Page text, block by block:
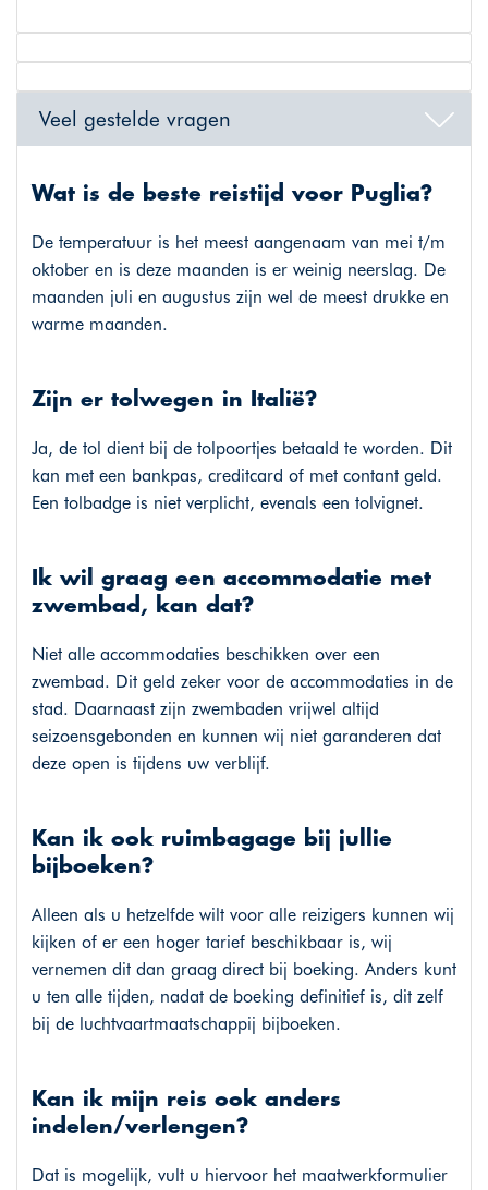
Veel gestelde vragen
Wat is de beste reistijd voor Puglia?
De temperatuur is het meest aangenaam van mei t/m
oktober en is deze maanden is er weinig neerslag. De
maanden juli en augustus zijn wel de meest drukke en
warme maanden.
Zijn er tolwegen in Italië?
Ja, de tol dient bij de tolpoortjes betaald te worden. Dit
kan met een bankpas, creditcard of met contant geld.
Een tolbadge is niet verplicht, evenals een tolvignet.
Ik wil graag een accommodatie met
zwembad, kan dat?
Niet alle accommodaties beschikken over een
zwembad. Dit geld zeker voor de accommodaties in de
stad. Daarnaast zijn zwembaden vrijwel altijd
seizoensgebonden en kunnen wij niet garanderen dat
deze open is tijdens uw verblijf.
Kan ik ook ruimbagage bij jullie
bijboeken?
Alleen als u hetzelfde wilt voor alle reizigers kunnen wij
kijken of er een hoger tarief beschikbaar is, wij
vernemen dit dan graag direct bij boeking. Anders kunt
u ten alle tijden, nadat de boeking definitief is, dit zelf
bij de luchtvaartmaatschappij bijboeken.
Kan ik mijn reis ook anders
indelen/verlengen?
Dat is mogelijk, vult u hiervoor het maatwerkformulier